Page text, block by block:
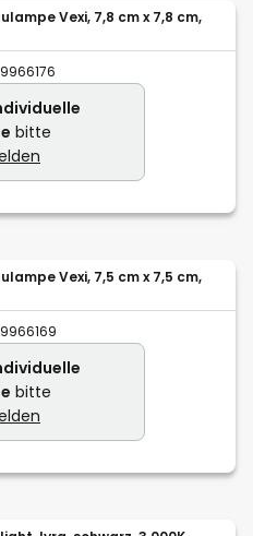
Vexi, 7,8 cm x 7,8 cm,
9966176
bitte
Vexi, 7,5 cm x 7,5 cm,
9966169
bitte